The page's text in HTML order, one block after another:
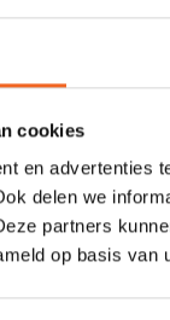
cookies
en advertenties
delen we
partners
op basis van